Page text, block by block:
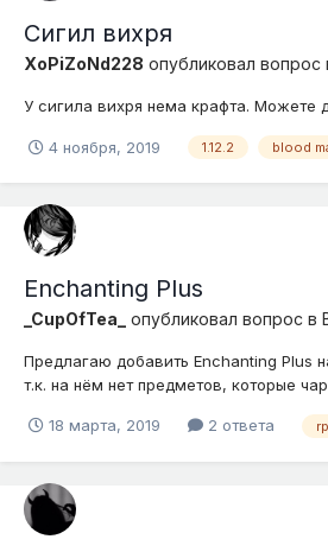
Сигил вихря
XoPiZoNd228 опубликовал вопрос
У сигила вихря нема крафта. Можете
4 ноября, 2019 1.12.2 blood
Enchanting Plus
_CupOfTea_ опубликовал вопрос в
Предлагаю добавить Enchanting Plus
т.к. на нём нет предметов, которые
CurseForge
18 марта, 2019 2 ответа